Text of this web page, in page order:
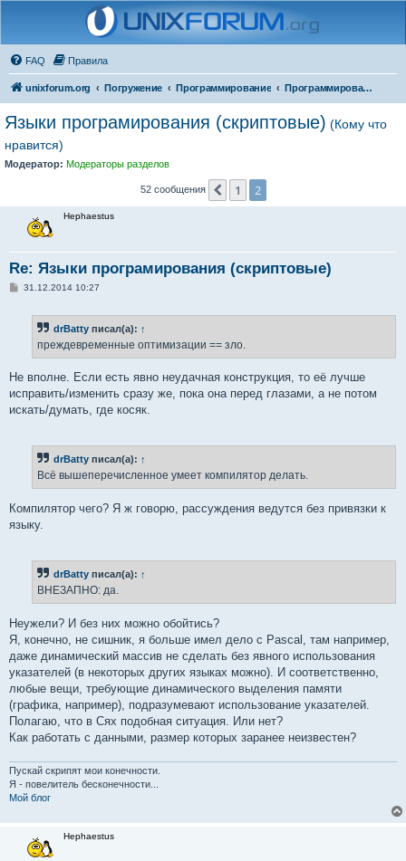
FAQ Правила
unixforum.org Погружение Программирование Программирование для начинающих
Языки програмирования (скриптовые) (Кому что
нравится)
Модератор: Модераторы разделов
52 сообщения Пред.
1 2
Hephaestus
Re: Языки програмирования (скриптовые)
С
е
31.12.2014 10:27
drBatty писал(а): ↑
преждевременные оптимизации == зло.
Не вполне. Если есть явно неудачная конструкция, то её лучше
исправить/изменить сразу же, пока она перед глазами, а не потом
искать/думать, где косяк.
drBatty писал(а): ↑
Всё вышеперечисленное умеет компилятор делать.
Компилятор чего? Я ж говорю, рассуждения ведутся без привязки к
языку.
drBatty писал(а): ↑
ВНЕЗАПНО: да.
Неужели? И без них можно обойтись?
Я, конечно, не сишник, я больше имел дело с Pascal, там например,
даже динамический массив не сделать без явного использования
указателей (в некоторых других языках можно). И соответственно,
любые вещи, требующие динамического выделения памяти
(графика, например), подразумевают использование указателей.
Полагаю, что в Сях подобная ситуация. Или нет?
Как работать с данными, размер которых заранее неизвестен?
Пускай скрипят мои конечности.
Я - повелитель бесконечности...
Мой блог
Hephaestus